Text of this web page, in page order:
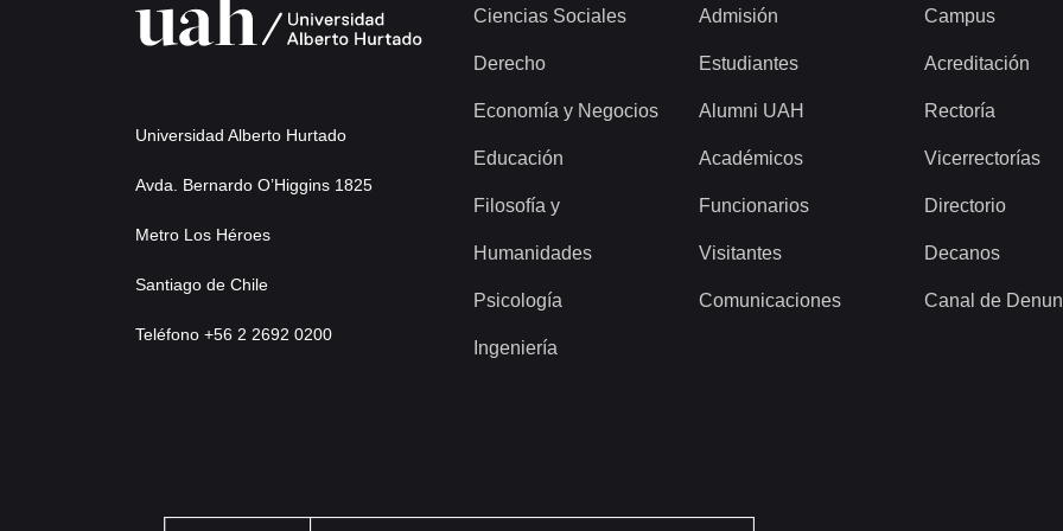
Universidad Alberto Hurtado
Avda. Bernardo O’Higgins 1825
Metro Los Héroes
Santiago de Chile
Teléfono +56 2 2692 0200
Ciencias Sociales
Derecho
Economía y Negocios
Educación
Filosofía y
Humanidades
Psicología
Ingeniería
Admisión
Estudiantes
Alumni UAH
Académicos
Funcionarios
Visitantes
Comunicaciones
Campus
Acreditación
Rectoría
Vicerrectorías
Directorio
Decanos
Canal de